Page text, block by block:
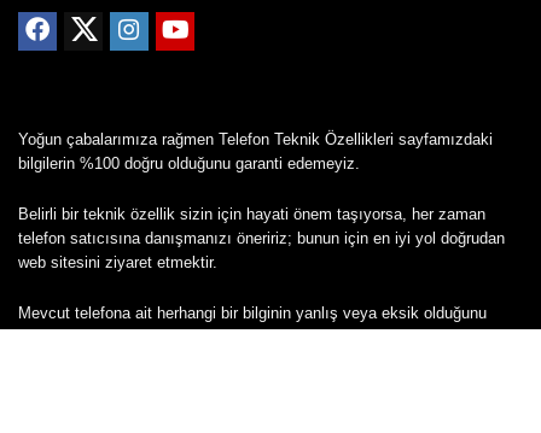
Yoğun çabalarımıza rağmen Telefon Teknik Özellikleri sayfamızdaki
bilgilerin %100 doğru olduğunu garanti edemeyiz.
Belirli bir teknik özellik sizin için hayati önem taşıyorsa, her zaman
telefon satıcısına danışmanızı öneririz; bunun için en iyi yol doğrudan
web sitesini ziyaret etmektir.
Mevcut telefona ait herhangi bir bilginin yanlış veya eksik olduğunu